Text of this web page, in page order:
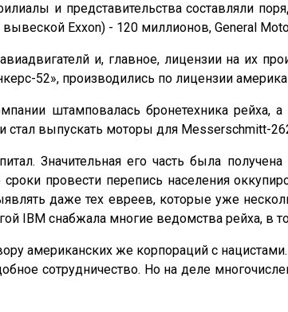
и представительства составляли
Exxon) - 120 миллионов, General
и, главное, лицензии на их
52», производились по лицензии
штамповалась бронетехника рейха,
стал выпускать моторы для Messerschmitt-
Значительная его часть была
провести перепись населения
даже тех евреев, которые уже
IBM снабжала многие ведомства рейха, в
американских же корпораций с
сотрудничество. Но на деле